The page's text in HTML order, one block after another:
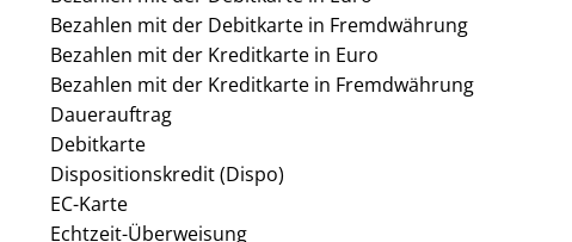
Bezahlen mit der Debitkarte in Fremdwährung
Bezahlen mit der Kreditkarte in Euro
Bezahlen mit der Kreditkarte in Fremdwährung
Dauerauftrag
Debitkarte
Dispositionskredit (Dispo)
EC-Karte
Echtzeit-Überweisung